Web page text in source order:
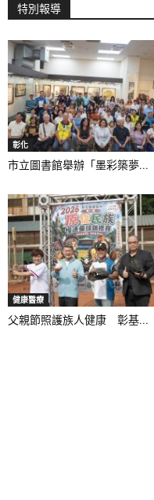
特別報導
彰化
市立圖書館舉辦「墨彩築夢...
健康醫療
父親節照護族人健康 彰基...